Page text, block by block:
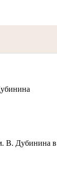
В. Дубинина